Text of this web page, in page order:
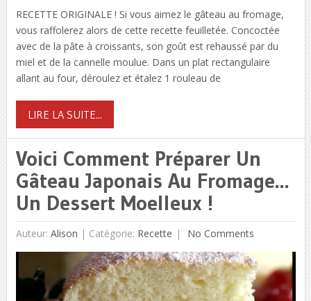
RECETTE ORIGINALE ! Si vous aimez le gâteau au fromage,
vous raffolerez alors de cette recette feuilletée. Concoctée
avec de la pâte à croissants, son goût est rehaussé par du
miel et de la cannelle moulue. Dans un plat rectangulaire
allant au four, déroulez et étalez 1 rouleau de
LIRE LA SUITE...
Voici Comment Préparer Un
Gâteau Japonais Au Fromage…
Un Dessert Moelleux !
Auteur: Alison | Catégorie: Recette No Comments